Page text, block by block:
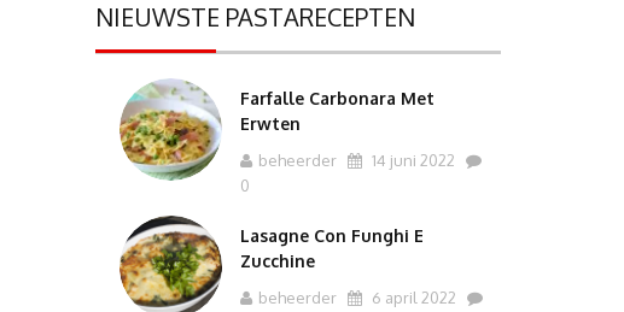
NIEUWSTE PASTARECEPTEN
Farfalle Carbonara Met
Erwten
beheerder
14 juni 2022
0
Lasagne Con Funghi E
Zucchine
beheerder
6 april 2022